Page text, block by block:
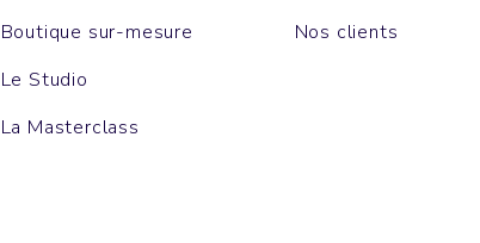
Boutique sur-mesure
Le Studio
La Masterclass
Nos clients